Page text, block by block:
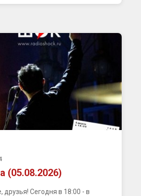
(05.08.2026)
друзья! Сегодня в 18:00 - в